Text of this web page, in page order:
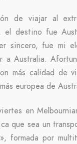
de viajar al
el destino fue
sincero, fue mi
a Australia.
más calidad de
europea de
en
que sea un
formada por